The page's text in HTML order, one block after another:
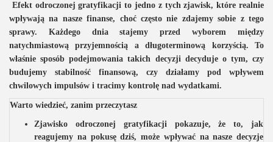
Efekt odroczonej gratyfikacji to jedno z tych zjawisk, które realnie
wpływają na nasze finanse, choć często nie zdajemy sobie z tego
sprawy. Każdego dnia stajemy przed wyborem między
natychmiastową przyjemnością a długoterminową korzyścią. To
właśnie sposób podejmowania takich decyzji decyduje o tym, czy
budujemy stabilność finansową, czy działamy pod wpływem
chwilowych impulsów i tracimy kontrolę nad wydatkami.
Warto wiedzieć, zanim przeczytasz
Zjawisko odroczonej gratyfikacji pokazuje, że to, jak
reagujemy na pokusę dziś, może wpływać na nasze decyzje